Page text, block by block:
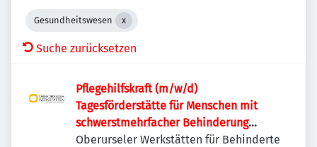
Gesundheitswesen
Suche zurücksetzen
Pflegehilfskraft (m/w/d)
Tagesförderstätte für Menschen mit
schwerstmehrfacher Behinderung
und/oder Verhaltensauffälligkeiten
Oberurseler Werkstätten für Behinderte